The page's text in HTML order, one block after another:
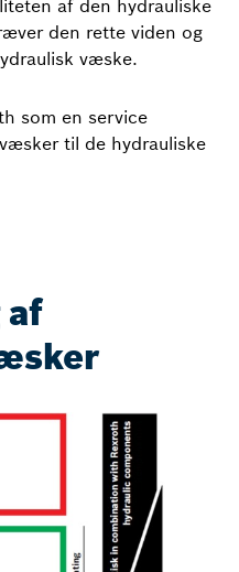
af den hydrauliske
den rette viden og
væske.
som en service
til de hydrauliske
af